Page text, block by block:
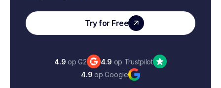
Try for Free
4.9 op G2 4.9 op Trustpilot
4.9 op Google